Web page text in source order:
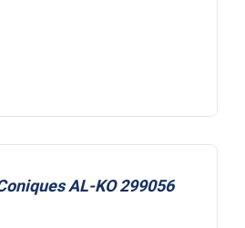
AL-KO 299056